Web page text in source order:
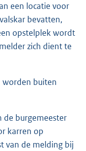
een locatie voor
bevatten,
opstelplek wordt
zich dient te
worden buiten
de burgemeester
karren op
van de melding bij